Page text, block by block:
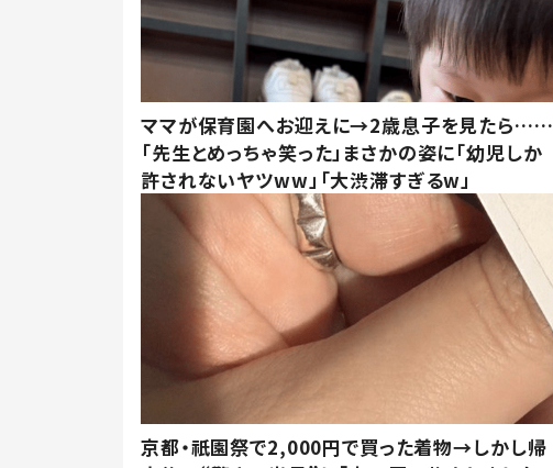
ママが保育園へお迎えに→2歳息子を見たら……
「先生とめっちゃ笑った」まさかの姿に「幼児しか
許されないヤツww」「大渋滞すぎるw」
京都・祇園祭で2,000円で買った着物→しかし帰